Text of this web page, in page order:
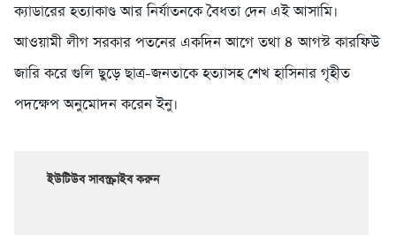
ক্যাডারের হত্যাকাণ্ড আর নির্যাতনকে বৈধতা দেন এই আসামি।
আওয়ামী লীগ সরকার পতনের একদিন আগে তথা ৪ আগস্ট কারফিউ
জারি করে গুলি ছুড়ে ছাত্র-জনতাকে হত্যাসহ শেখ হাসিনার গৃহীত
পদক্ষেপ অনুমোদন করেন ইনু।
ইউটিউব সাবস্ক্রাইব করুন